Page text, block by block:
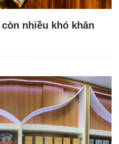
nhiều khó khăn